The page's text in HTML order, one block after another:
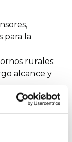
para la
rurales:
alcance y
del riego y